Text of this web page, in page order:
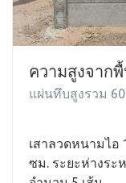
ความสูงจาก
แผ่นทึบสูงรวม 60
เสาลวดหนามไอ
ซม. ระยะห่างระ